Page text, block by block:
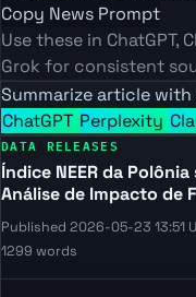
Copy News Prompt
Use these in ChatGPT,
Grok for consistent
Summarize article with
ChatGPT Perplexity
DATA RELEASES
Índice NEER da
Análise de Impacto de
Published 2026-05-23 13:51
1299 words